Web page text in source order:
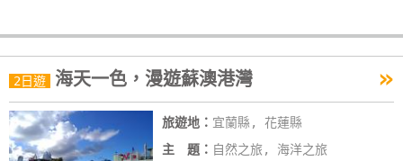
2日遊 海天一色，漫遊蘇澳港灣 »
旅遊地： 宜蘭縣, 花蓮縣
主 題： 自然之旅, 海洋之旅